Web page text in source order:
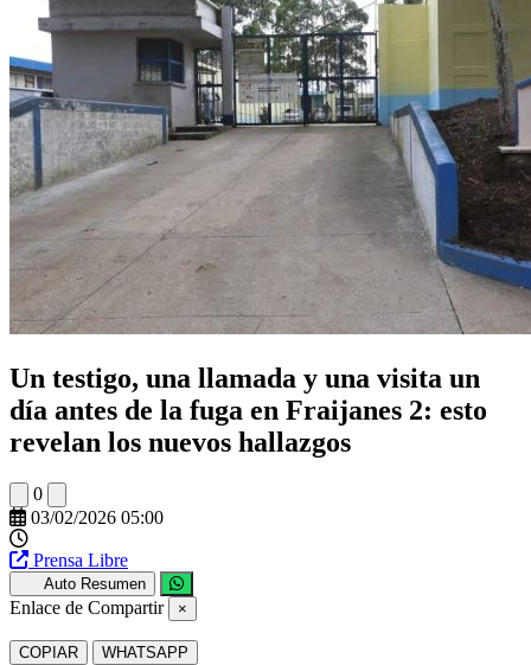
Un testigo, una llamada y una visita un
día antes de la fuga en Fraijanes 2: esto
revelan los nuevos hallazgos
0
03/02/2026 05:00
Prensa Libre
Auto Resumen
Enlace de Compartir ×
COPIAR WHATSAPP